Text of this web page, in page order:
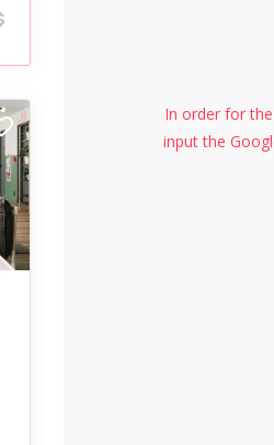
In order for
input the